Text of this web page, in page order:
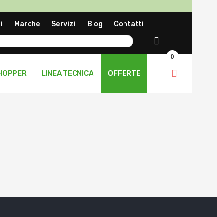
Marche Servizi Blog Contatti
LINEA TECNICA OFFERTE
0